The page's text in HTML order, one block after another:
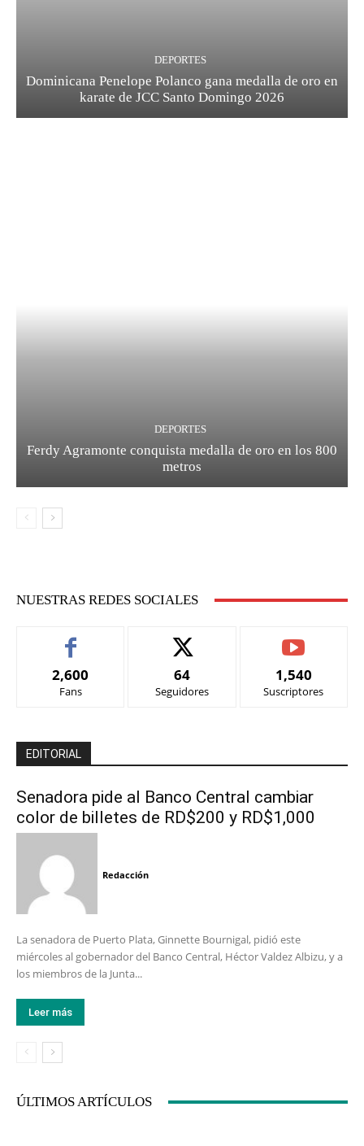
DEPORTES
Dominicana Penelope Polanco gana medalla de oro en
karate de JCC Santo Domingo 2026
DEPORTES
Ferdy Agramonte conquista medalla de oro en los 800
metros
NUESTRAS REDES SOCIALES
2,600
Fans
64
Seguidores
1,540
Suscriptores
EDITORIAL
Senadora pide al Banco Central cambiar
color de billetes de RD$200 y RD$1,000
Redacción
La senadora de Puerto Plata, Ginnette Bournigal, pidió este
miércoles al gobernador del Banco Central, Héctor Valdez Albizu, y a
los miembros de la Junta...
Leer más
ÚLTIMOS ARTÍCULOS